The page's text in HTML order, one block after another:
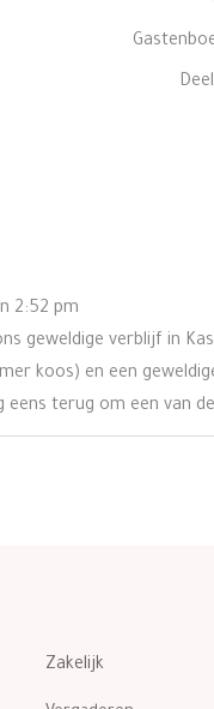
2:52 pm
geweldige verblijf in
koos) en een
terug om een van
Zakelijk